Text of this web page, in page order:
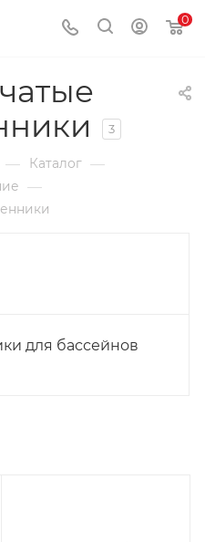
0
3
— Каталог —
—
для бассейнов